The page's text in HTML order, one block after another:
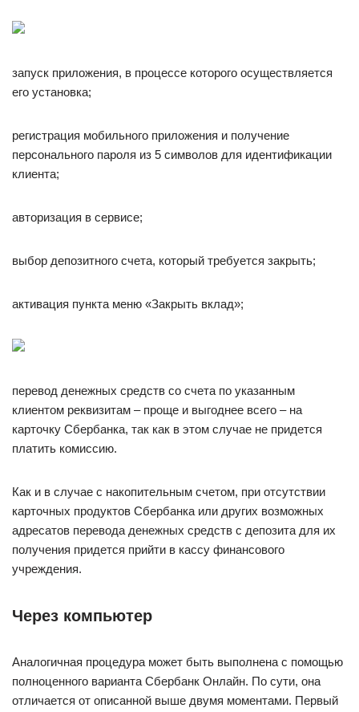
запуск приложения, в процессе которого осуществляется
его установка;
регистрация мобильного приложения и получение
персонального пароля из 5 символов для идентификации
клиента;
авторизация в сервисе;
выбор депозитного счета, который требуется закрыть;
активация пункта меню «Закрыть вклад»;
перевод денежных средств со счета по указанным
клиентом реквизитам – проще и выгоднее всего – на
карточку Сбербанка, так как в этом случае не придется
платить комиссию.
Как и в случае с накопительным счетом, при отсутствии
карточных продуктов Сбербанка или других возможных
адресатов перевода денежных средств с депозита для их
получения придется прийти в кассу финансового
учреждения.
Через компьютер
Аналогичная процедура может быть выполнена с помощью
полноценного варианта Сбербанк Онлайн. По сути, она
отличается от описанной выше двумя моментами. Первый